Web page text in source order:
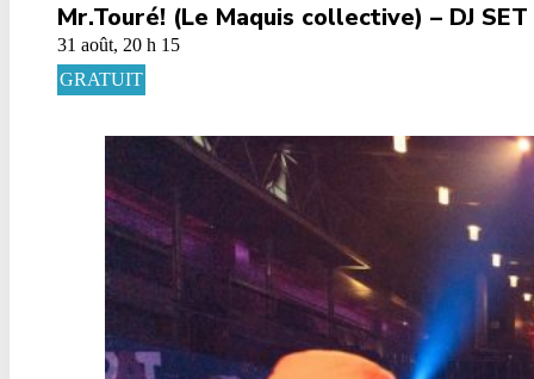
Mr.Touré! (Le Maquis collective) – DJ SET
31 août, 20 h 15
GRATUIT